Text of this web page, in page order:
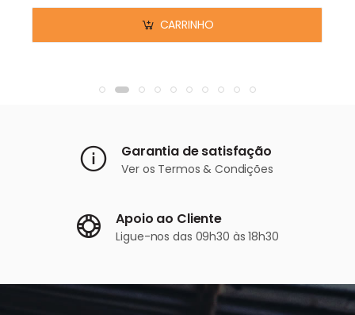
CARRINHO
Garantia de satisfação
Ver os Termos & Condições
Apoio ao Cliente
Ligue-nos das 09h30 às 18h30